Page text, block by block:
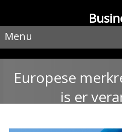
Menu
Europese
is er